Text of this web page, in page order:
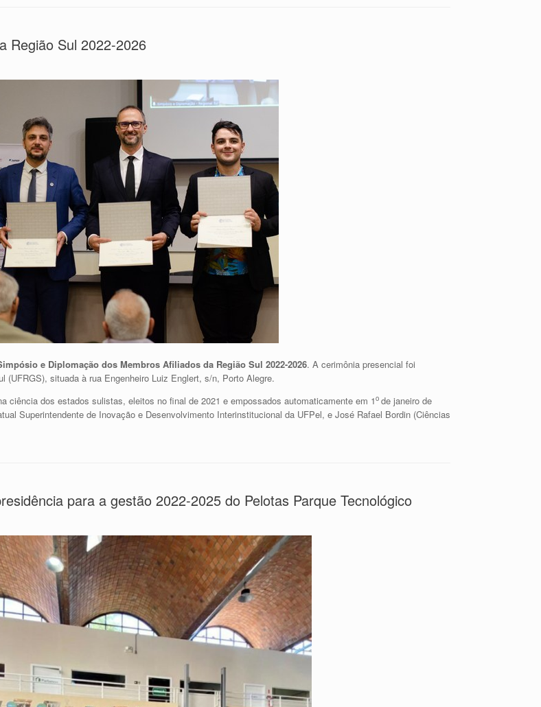
Região Sul 2022-2026
e Diplomação dos Membros Afiliados da Região Sul 2022-2026. A cerimônia presencial foi
(UFRGS), situada à rua Engenheiro Luiz Englert, s/n, Porto Alegre.
ciência dos estados sulistas, eleitos no final de 2021 e empossados automaticamente em 1o de janeiro de
Superintendente de Inovação e Desenvolvimento Interinstitucional da UFPel, e José Rafael Bordin (Ciências
para a gestão 2022-2025 do Pelotas Parque Tecnológico